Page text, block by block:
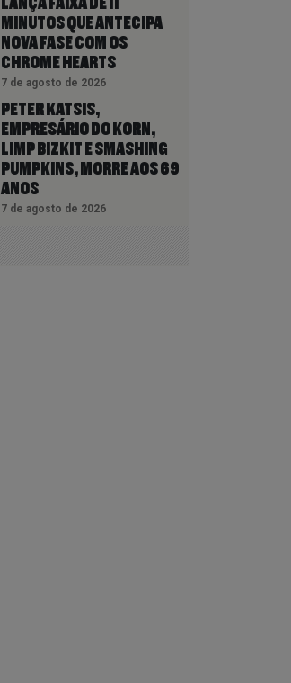
LANÇA FAIXA DE 11
MINUTOS QUE ANTECIPA
NOVA FASE COM OS
CHROME HEARTS
7 de agosto de 2026
PETER KATSIS,
EMPRESÁRIO DO KORN,
LIMP BIZKIT E SMASHING
PUMPKINS, MORRE AOS 69
ANOS
7 de agosto de 2026